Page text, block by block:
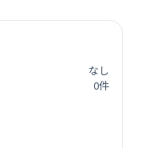
なし
0件